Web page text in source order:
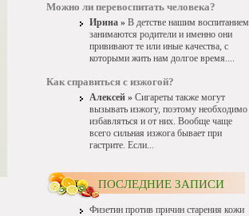
Можно ли перевоспитать человека?
Ирина » В детстве нашим воспитанием
занимаются родители и именно они
прививают те или иные качества, с
которыми жить нам долгое время....
Как справиться с изжогой?
Алексей » Сигареты также могут
вызывать изжогу, поэтому необходимо
избавляться и от них. Вообще чаще
всего сильная изжога бывает при
гастрите. Если...
ПОСЛЕДНИЕ ЗАПИСИ
Физетин против причин старения кожи